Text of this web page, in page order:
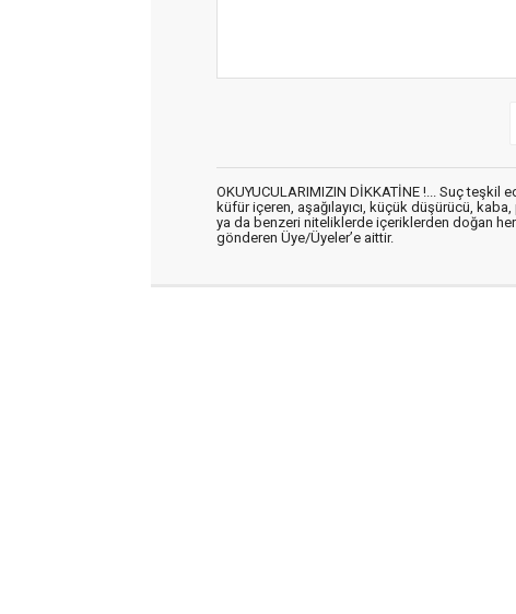
OKUYUCULARIMIZIN DİKKATİNE !... Suç teşkil
küfür içeren, aşağılayıcı, küçük düşürücü,
ya da benzeri niteliklerde içeriklerden doğan
gönderen Üye/Üyeler’e aittir.